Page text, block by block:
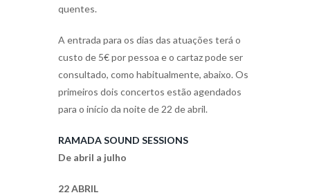
quentes.
A entrada para os dias das atuações terá o
custo de 5€ por pessoa e o cartaz pode ser
consultado, como habitualmente, abaixo. Os
primeiros dois concertos estão agendados
para o início da noite de 22 de abril.
RAMADA SOUND SESSIONS
De abril a julho
22 ABRIL